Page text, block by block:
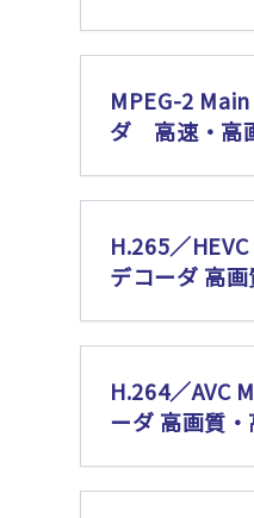
MPEG-2
ダ 高速・高
H.265／
デコーダ 高
H.264／AVC
ーダ 高画質